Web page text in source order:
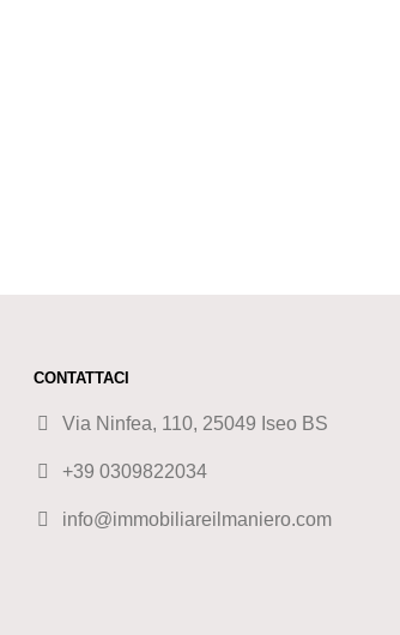
CONTATTACI
Via Ninfea, 110, 25049 Iseo BS
+39 0309822034
info@immobiliareilmaniero.com